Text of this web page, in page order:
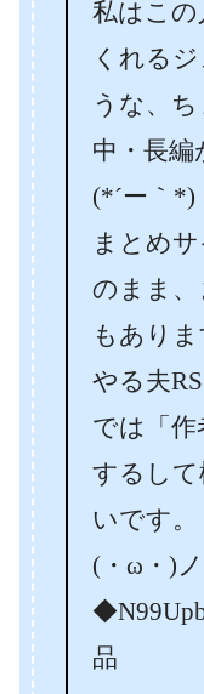
私はこの
くれる
うな、
中・長編
(*´ー｀*)
まとめ
のまま
もありま
やる夫
では「作
するし
いです。
(・ω・)ノ
品